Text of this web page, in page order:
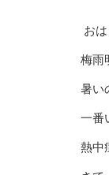
お
梅雨
暑い
一番
熱中